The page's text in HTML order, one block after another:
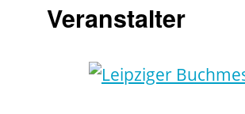
Veranstalter